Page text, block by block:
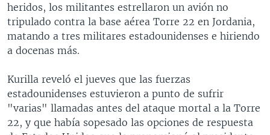
heridos, los militantes estrellaron un avión no
tripulado contra la base aérea Torre 22 en Jordania,
matando a tres militares estadounidenses e hiriendo
a docenas más.
Kurilla reveló el jueves que las fuerzas
estadounidenses estuvieron a punto de sufrir
"varias" llamadas antes del ataque mortal a la Torre
22, y que había sopesado las opciones de respuesta